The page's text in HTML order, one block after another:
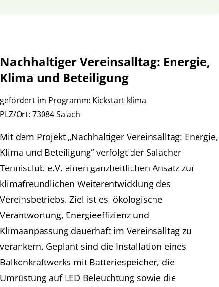
Nachhaltiger Vereinsalltag: Energie,
Klima und Beteiligung
gefördert im Programm: Kickstart klima
PLZ/Ort: 73084 Salach
Mit dem Projekt „Nachhaltiger Vereinsalltag: Energie,
Klima und Beteiligung“ verfolgt der Salacher
Tennisclub e.V. einen ganzheitlichen Ansatz zur
klimafreundlichen Weiterentwicklung des
Vereinsbetriebs. Ziel ist es, ökologische
Verantwortung, Energieeffizienz und
Klimaanpassung dauerhaft im Vereinsalltag zu
verankern. Geplant sind die Installation eines
Balkonkraftwerks mit Batteriespeicher, die
Umrüstung auf LED Beleuchtung sowie die